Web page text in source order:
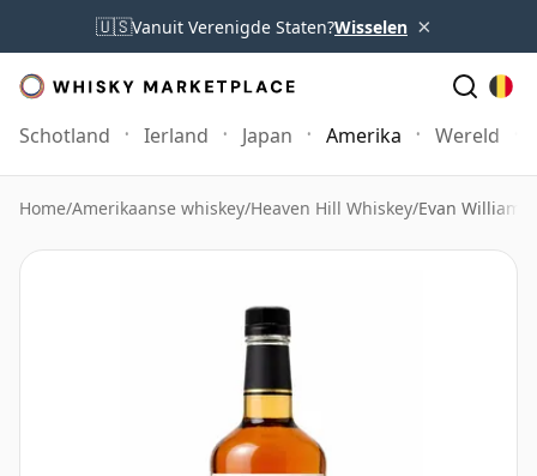
🇺🇸Vanuit Verenigde Staten?Wisselen ×
Schotland Ierland Japan Amerika Wereld
Home/Amerikaanse whiskey/Heaven Hill Whiskey/Evan